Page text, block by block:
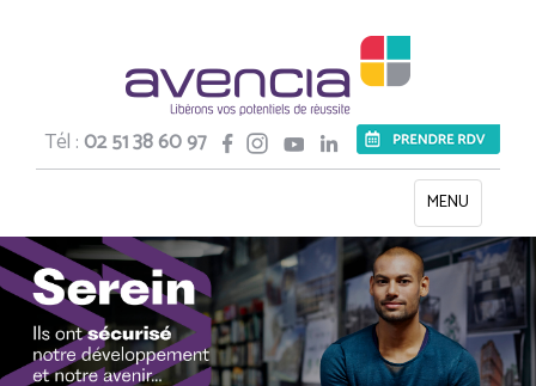
Tél :02 51 38 60 97
Toggle
navigation
MENU